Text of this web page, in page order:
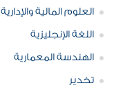
العلوم المالية والإدارية
اللغة الإنجليزية
الهندسة المعمارية
تخدير